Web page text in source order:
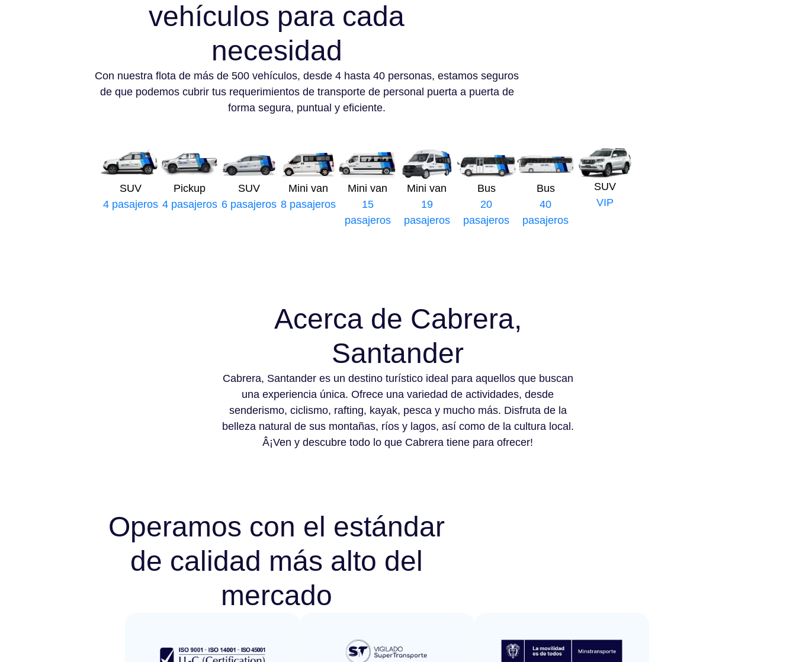
vehículos para cada
necesidad
Con nuestra flota de más de 500 vehículos, desde 4 hasta 40 personas, estamos seguros
de que podemos cubrir tus requerimientos de transporte de personal puerta a puerta de
forma segura, puntual y eficiente.
SUV
4 pasajeros
Pickup
4 pasajeros
SUV
6 pasajeros
Mini van
8 pasajeros
Mini van
15
pasajeros
Mini van
19
pasajeros
Bus
20
pasajeros
Bus
40
pasajeros
SUV
VIP
Acerca de Cabrera,
Santander
Cabrera, Santander es un destino turístico ideal para aquellos que buscan
una experiencia única. Ofrece una variedad de actividades, desde
senderismo, ciclismo, rafting, kayak, pesca y mucho más. Disfruta de la
belleza natural de sus montañas, ríos y lagos, así como de la cultura local.
Â¡Ven y descubre todo lo que Cabrera tiene para ofrecer!
Operamos con el estándar
de calidad más alto del
mercado